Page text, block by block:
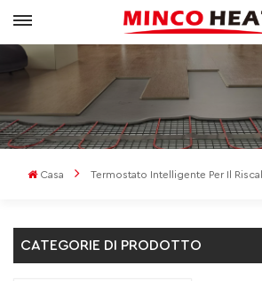
Casa Termostato Intelligente Per Il
CATEGORIE DI PRODOTTO